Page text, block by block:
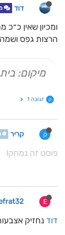
דוד
ומכיון שאין
הרצות גפס ושמה
מיקום:
ק תגובה 1
ק קריר ❄️
פוסט זה נמחק!
E
דוד נחזיק